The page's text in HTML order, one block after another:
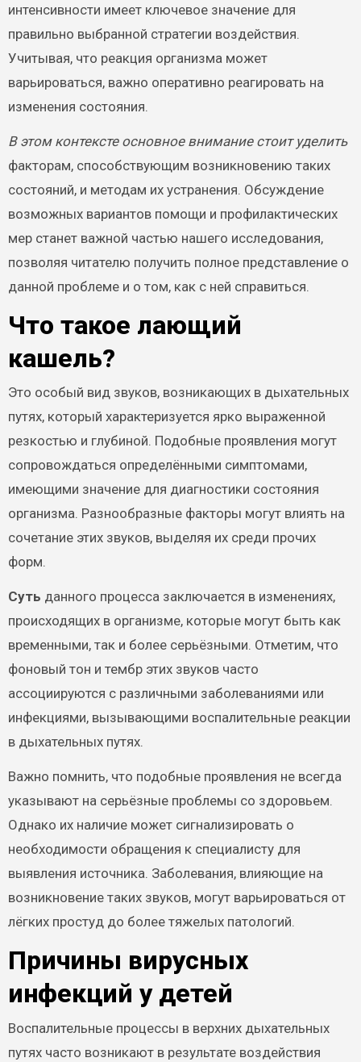
интенсивности имеет ключевое значение для
правильно выбранной стратегии воздействия.
Учитывая, что реакция организма может
варьироваться, важно оперативно реагировать на
изменения состояния.
В этом контексте основное внимание стоит уделить
факторам, способствующим возникновению таких
состояний, и методам их устранения. Обсуждение
возможных вариантов помощи и профилактических
мер станет важной частью нашего исследования,
позволяя читателю получить полное представление о
данной проблеме и о том, как с ней справиться.
Что такое лающий
кашель?
Это особый вид звуков, возникающих в дыхательных
путях, который характеризуется ярко выраженной
резкостью и глубиной. Подобные проявления могут
сопровождаться определёнными симптомами,
имеющими значение для диагностики состояния
организма. Разнообразные факторы могут влиять на
сочетание этих звуков, выделяя их среди прочих
форм.
Суть данного процесса заключается в изменениях,
происходящих в организме, которые могут быть как
временными, так и более серьёзными. Отметим, что
фоновый тон и тембр этих звуков часто
ассоциируются с различными заболеваниями или
инфекциями, вызывающими воспалительные реакции
в дыхательных путях.
Важно помнить, что подобные проявления не всегда
указывают на серьёзные проблемы со здоровьем.
Однако их наличие может сигнализировать о
необходимости обращения к специалисту для
выявления источника. Заболевания, влияющие на
возникновение таких звуков, могут варьироваться от
лёгких простуд до более тяжелых патологий.
Причины вирусных
инфекций у детей
Воспалительные процессы в верхних дыхательных
путях часто возникают в результате воздействия